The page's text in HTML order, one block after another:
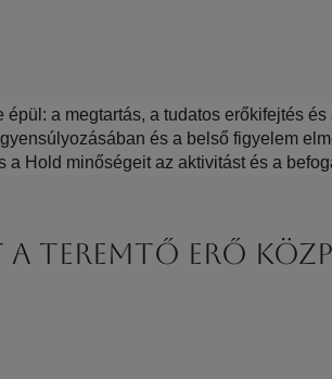
a megtartás, a tudatos erőkifejtés
és a belső figyelem
Hold minőségeit az aktivitást és a
a teremtő erő